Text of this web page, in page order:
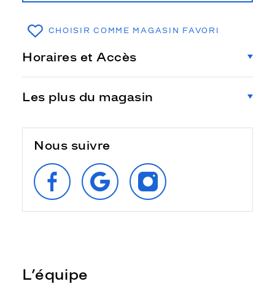
CHOISIR COMME MAGASIN FAVORI
Horaires et Accès
Les plus du magasin
Nous suivre
SUIVEZ‑NOUS
SUR
FACEBOOK
RETROUVEZ‑NOUS
SUR
GOOGLE
SUIVEZ‑NOUS
SUR
INSTAGRAM
L’équipe